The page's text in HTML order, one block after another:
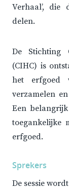
Verhaal’, die
delen.
De Stichting
(CIHC) is
het erfgoed
verzamelen
Een
toegankelijke
erfgoed.
Sprekers
De sessie